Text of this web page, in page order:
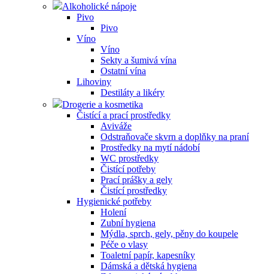
Alkoholické nápoje
Pivo
Pivo
Víno
Víno
Sekty a šumivá vína
Ostatní vína
Lihoviny
Destiláty a likéry
Drogerie a kosmetika
Čistící a prací prostředky
Aviváže
Odstraňovače skvrn a doplňky na praní
Prostředky na mytí nádobí
WC prostředky
Čistící potřeby
Prací prášky a gely
Čistící prostředky
Hygienické potřeby
Holení
Zubní hygiena
Mýdla, sprch, gely, pěny do koupele
Péče o vlasy
Toaletní papír, kapesníky
Dámská a dětská hygiena